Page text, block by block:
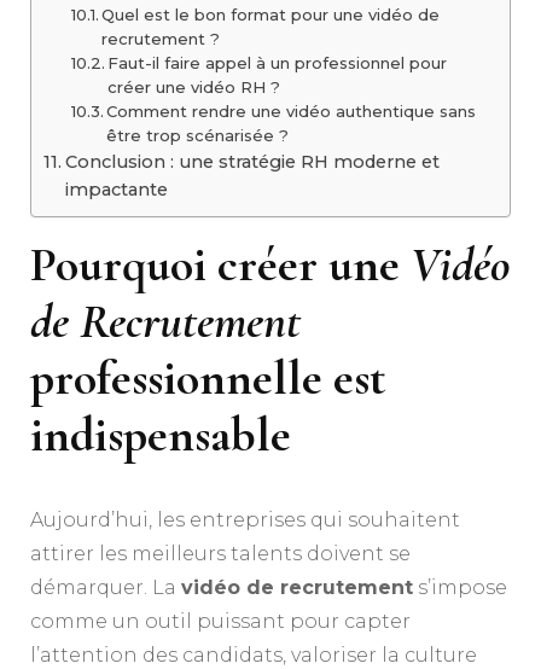
Quel est le bon format pour une vidéo de
recrutement ?
Faut-il faire appel à un professionnel pour
créer une vidéo RH ?
Comment rendre une vidéo authentique sans
être trop scénarisée ?
Conclusion : une stratégie RH moderne et
impactante
Pourquoi créer une Vidéo
de Recrutement
professionnelle est
indispensable
Aujourd’hui, les entreprises qui souhaitent
attirer les meilleurs talents doivent se
démarquer. La vidéo de recrutement s’impose
comme un outil puissant pour capter
l’attention des candidats, valoriser la culture